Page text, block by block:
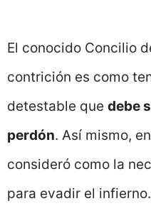
El conocido Concilio
contrición es como
detestable que debe
perdón. Así mismo,
consideró como la
para evadir el